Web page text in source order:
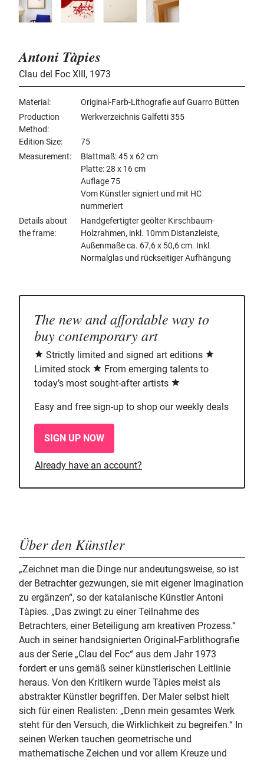
Antoni Tàpies
Clau del Foc XIII , 1973
Material
Original-Farb-Lithografie auf Guarro Bütten
Production
Method
Werkverzeichnis Galfetti 355
Edition Size
75
Measurement
Blattmaß: 45 x 62 cm
Platte: 28 x 16 cm
Auflage 75
Vom Künstler signiert und mit HC
nummeriert
Details about
the frame
Handgefertigter geölter Kirschbaum-
Holzrahmen, inkl. 10mm Distanzleiste,
Außenmaße ca. 67,6 x 50,6 cm. Inkl.
Normalglas und rückseitiger Aufhängung
The new and affordable way to
buy contemporary art
Strictly limited and signed art editions
Limited stock
From emerging talents to
today’s most sought-after artists
Easy and free sign-up to shop our weekly deals
SIGN UP NOW
Already have an account?
Über den Künstler
„Zeichnet man die Dinge nur andeutungsweise, so ist
der Betrachter gezwungen, sie mit eigener Imagination
zu ergänzen“, so der katalanische Künstler Antoni
Tàpies. „Das zwingt zu einer Teilnahme des
Betrachters, einer Beteiligung am kreativen Prozess.“
Auch in seiner handsignierten Original-Farblithografie
aus der Serie „Clau del Foc“ aus dem Jahr 1973
fordert er uns gemäß seiner künstlerischen Leitlinie
heraus. Von den Kritikern wurde Tàpies meist als
abstrakter Künstler begriffen. Der Maler selbst hielt
sich für einen Realisten: „Denn mein gesamtes Werk
steht für den Versuch, die Wirklichkeit zu begreifen.“ In
seinen Werken tauchen geometrische und
mathematische Zeichen und vor allem Kreuze und